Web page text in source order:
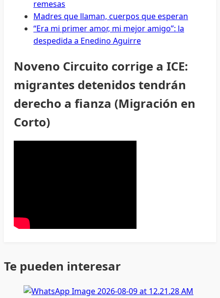
remesas
Madres que llaman, cuerpos que esperan
“Era mi primer amor, mi mejor amigo”: la
despedida a Enedino Aguirre
Noveno Circuito corrige a ICE:
migrantes detenidos tendrán
derecho a fianza (Migración en
Corto)
Te pueden interesar